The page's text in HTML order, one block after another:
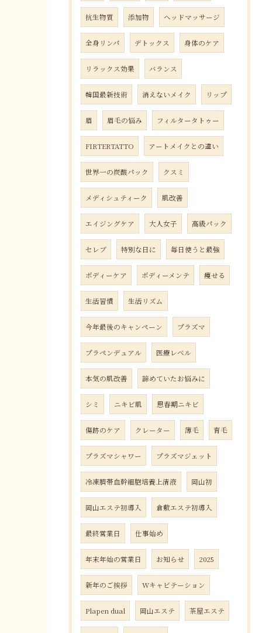
抗生物質 添加物 ヘッドマッサージ
全身リンパ デトックス 身体のケア
リラックス効果 バランス
韓国最新技術 消えないメイク リップ
眉 眉毛の悩み フィルタータトゥー
FIRTERTATTO アートメイクとの違い
世界一の炭酸パック クスミ
メディシュティーク 肌改善
エイジングケア 大人女子 高級パック
セレブ 特別な日に 毎日使うと最強
ボディーケア ボディーメンテ 痩せる
生活習慣 生活リズム
今年最後のキャンペーン プラズマ
プラペンデュアル 医療レベル
本気の肌改善 諦めていたお悩みに
シミ ニキビ肌 思春期ニキビ
傷跡のケア クレーター 薄毛 育毛
プラズマシャワー プラズマジェット
冷凍臍帯血幹細胞培養上清液 岡山初
岡山エステ初導入 倉敷エステ初導入
最終営業日 仕事始め
年末年始の営業日 お知らせ 2025
新年のご挨拶 Wキャビテーション
Plapen dual 岡山エステ 茶屋エステ